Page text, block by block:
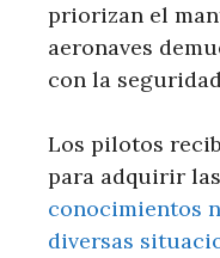
priorizan el
aeronaves
con la
Los pilotos
para adquirir
conocimientos
diversas